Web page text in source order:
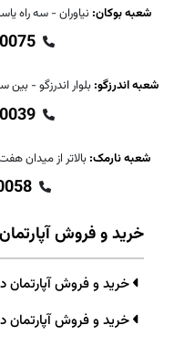
شعبه بوکان: نیاوران - سه راه
شعبه اندرزگو: بلوار اندرزگو - بین سلیمی
شعبه نارمک: بالاتر از میدان
خرید و فروش
خرید و فروش آپارتمان
خرید و فروش آپارتمان